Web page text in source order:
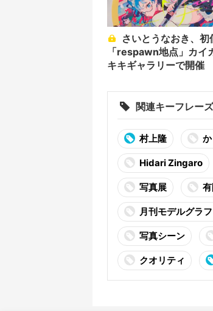
「respawn地点」カイ
キキギャラリーで開催
関連キーフレーズ
村上隆
Hidari Zingaro
写真展
月刊モデルグラ
写真シーン
クオリティ